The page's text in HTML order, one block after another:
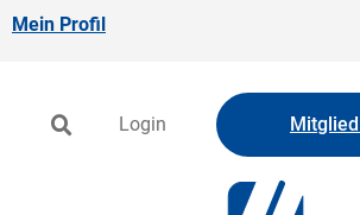
Mein Profil
Login